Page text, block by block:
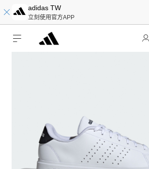
adidas TW
立刻使用官方APP